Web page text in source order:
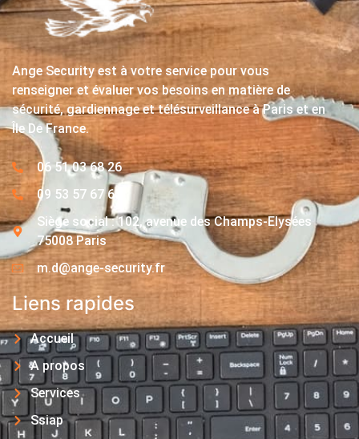
Ange Security est à votre service pour vous
renseigner et évaluer vos besoins en matière de
sécurité, gardiennage et télésurveillance à Paris et en
Île De France.
06 51 03 68 26
09 53 57 67 63
Siège social : 102, avenue des Champs-Elysées
75008 Paris
m.d@ange-security.fr
Liens rapides
Accueil
A propos
Services
Ssiap